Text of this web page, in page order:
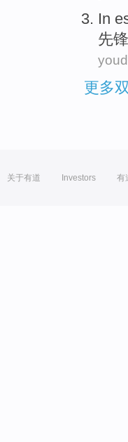
In
先锋
更多
关于有道 Investors 有